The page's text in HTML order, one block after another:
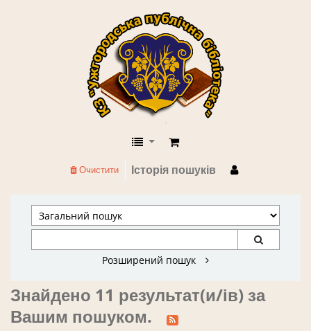
КЗ "Ужгородська публічна
Історія пошуків
Очистити
Розширений пошук
Знайдено 11 результат(и/ів) за
Вашим пошуком.